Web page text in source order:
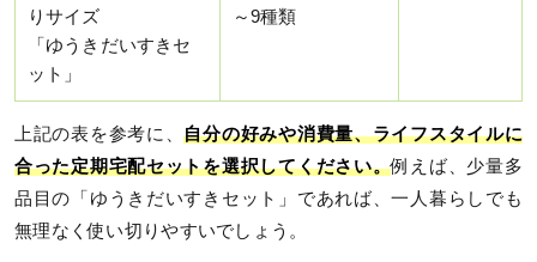
りサイズ
「ゆうきだいすきセ
ット」
～9種類
上記の表を参考に、自分の好みや消費量、ライフスタイルに
合った定期宅配セットを選択してください。例えば、少量多
品目の「ゆうきだいすきセット」であれば、一人暮らしでも
無理なく使い切りやすいでしょう。